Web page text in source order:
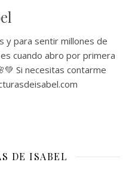
y para sentir millones de
cuando abro por primera
Si necesitas contarme
DE ISABEL